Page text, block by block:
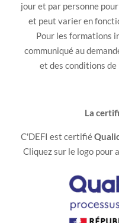
jour et par personne
et peut varier en
Pour les formations
communiqué au
et des conditions
La
C'DEFI est certifié
Cliquez sur le logo